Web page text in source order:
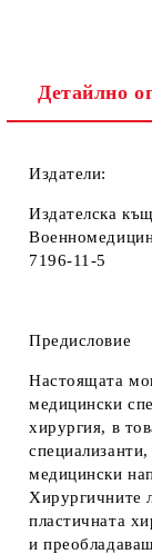
Детайлно
Издатели:
Издателска
7196-11-5
Предисловие
Настоящата
медицински
хирургия, в
медицински
Хирургичните
пластичната
и